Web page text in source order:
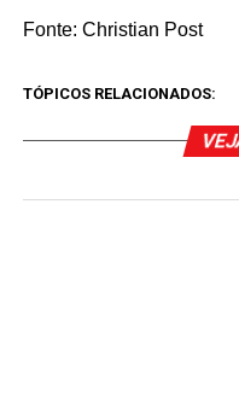
Fonte: Christian Post
TÓPICOS RELACIONADOS: